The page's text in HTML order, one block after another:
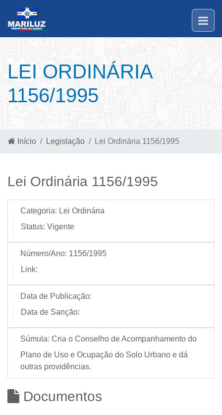
LEI ORDINÁRIA
1156/1995
Início Legislação Lei Ordinária 1156/1995
Lei Ordinária 1156/1995
Categoria: Lei Ordinária
Status: Vigente
Número/Ano: 1156/1995
Link:
Data de Publicação:
Data de Sanção:
Súmula: Cria o Conselho de Acompanhamento do
Plano de Uso e Ocupação do Solo Urbano e dá
outras providências.
Documentos